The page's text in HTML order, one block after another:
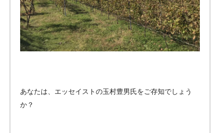
ペッ
トマ
ンシ
ョン
をご
あなたは、エッセイストの玉村豊男氏をご存知でしょう
か？